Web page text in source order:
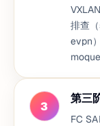
排查
evpn
3
第三
FC